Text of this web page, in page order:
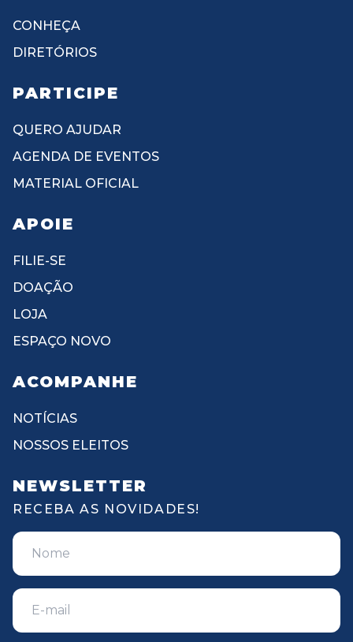
CONHEÇA
DIRETÓRIOS
PARTICIPE
QUERO AJUDAR
AGENDA DE EVENTOS
MATERIAL OFICIAL
APOIE
FILIE-SE
DOAÇÃO
LOJA
ESPAÇO NOVO
ACOMPANHE
NOTÍCIAS
NOSSOS ELEITOS
NEWSLETTER
RECEBA AS NOVIDADES!